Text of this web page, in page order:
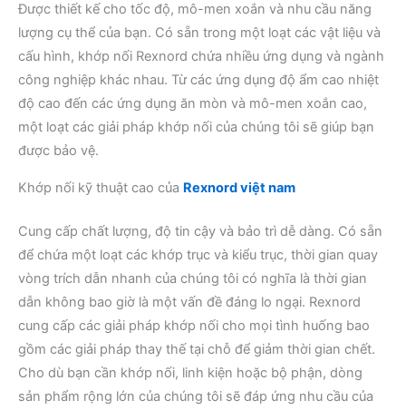
Được thiết kế cho tốc độ, mô-men xoắn và nhu cầu năng
lượng cụ thể của bạn. Có sẵn trong một loạt các vật liệu và
cấu hình, khớp nối Rexnord chứa nhiều ứng dụng và ngành
công nghiệp khác nhau. Từ các ứng dụng độ ẩm cao nhiệt
độ cao đến các ứng dụng ăn mòn và mô-men xoắn cao,
một loạt các giải pháp khớp nối của chúng tôi sẽ giúp bạn
được bảo vệ.
Khớp nối kỹ thuật cao của Rexnord việt nam
Cung cấp chất lượng, độ tin cậy và bảo trì dễ dàng. Có sẵn
để chứa một loạt các khớp trục và kiểu trục, thời gian quay
vòng trích dẫn nhanh của chúng tôi có nghĩa là thời gian
dẫn không bao giờ là một vấn đề đáng lo ngại. Rexnord
cung cấp các giải pháp khớp nối cho mọi tình huống bao
gồm các giải pháp thay thế tại chỗ để giảm thời gian chết.
Cho dù bạn cần khớp nối, linh kiện hoặc bộ phận, dòng
sản phẩm rộng lớn của chúng tôi sẽ đáp ứng nhu cầu của